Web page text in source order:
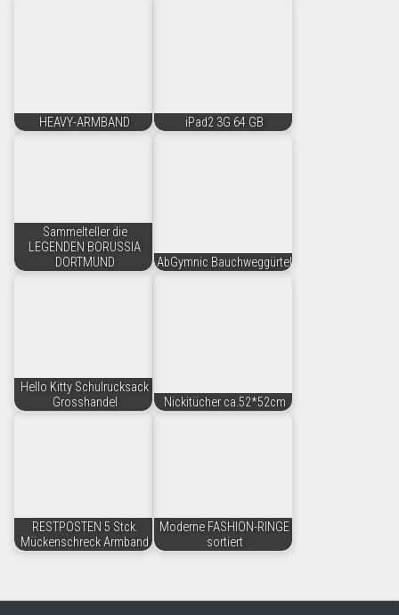
HEAVY-ARMBAND iPad2 3G 64 GB
Sammelteller die
LEGENDEN BORUSSIA
DORTMUND
AbGymnic Bauchweggürtel
Hello Kitty Schulrucksack
Grosshandel
Nickitücher ca.52*52cm
RESTPOSTEN 5 Stck.
Mückenschreck Armband
Moderne FASHION-RINGE
sortiert